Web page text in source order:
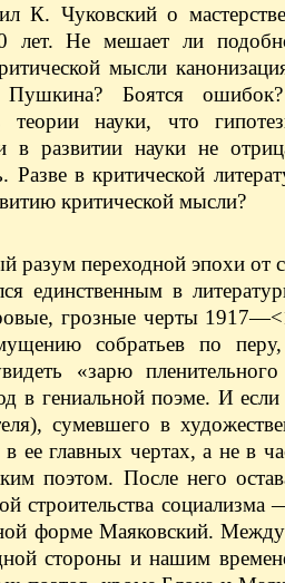
К. Чуковский о
лет. Не мешает ли
мысли
Пушкина? Боятся
теории науки, что
в развитии науки не
в критической
критической мысли?
разум переходной эпохи от
единственным в
грозные черты
собратьев по
«зарю
в гениальной поэме. И
сумевшего в
ее главных чертах, а не в
поэтом. После него
строительства социализма
форме Маяковский.
стороны и нашим